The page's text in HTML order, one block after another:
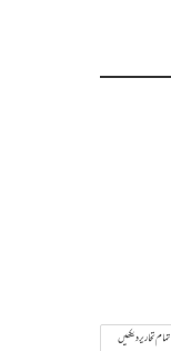
تمام تحاریر دیکھیں